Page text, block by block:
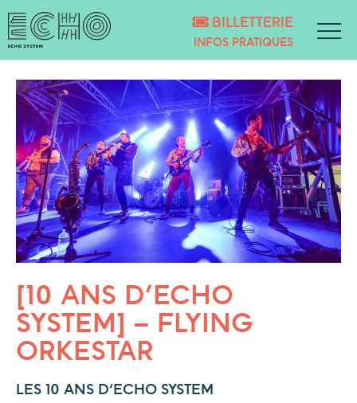
BILLETTERIE
INFOS PRATIQUES
[10 ANS D’ECHO
SYSTEM] – FLYING
ORKESTAR
LES 10 ANS D'ECHO SYSTEM